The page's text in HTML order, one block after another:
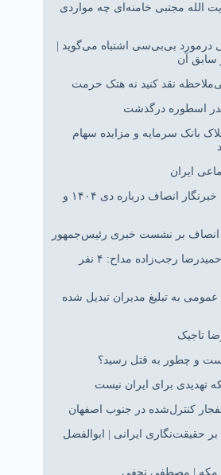
الله مجتبی خامنه‌ای چه مواردی
درمورد بی‌بی‌سی اشتباه می‌گوید |
سابق آن
نقد کنید نه هتک حرمت
اسطوره درگذشت
بانک سرمایه و مزایده سهام
ایران
پاسخ رئیس جمهور به سوال خبرنگار انصاف درباره دی ۱۴۰۴ و
انصاف بر نشست خبری رئیس‌جمهور
آخرین خبر از پرونده‌ی قتل حمیدرضا رجب‌زاده مداح: ۴ نفر
به تبلیغ مدیران تبدیل شده
تاجیک
و چطور به قتل رسید؟
تهدیدی برای ایران نیست
کنترل‌شده در جنوب اصفهان
حقیقت‌نگاری ایرانی | ابوالفضل
مکه | مصطفی نجفی